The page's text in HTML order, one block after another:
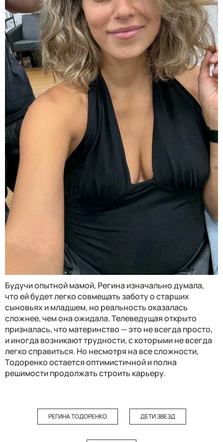
Будучи опытной мамой, Регина изначально думала,
что ей будет легко совмещать заботу о старших
сыновьях и младшем, но реальность оказалась
сложнее, чем она ожидала. Телеведущая открыто
призналась, что материнство — это не всегда просто,
и иногда возникают трудности, с которыми не всегда
легко справиться. Но несмотря на все сложности,
Тодоренко остается оптимистичной и полна
решимости продолжать строить карьеру.
РЕГИНА ТОДОРЕНКО ДЕТИ ЗВЕЗД